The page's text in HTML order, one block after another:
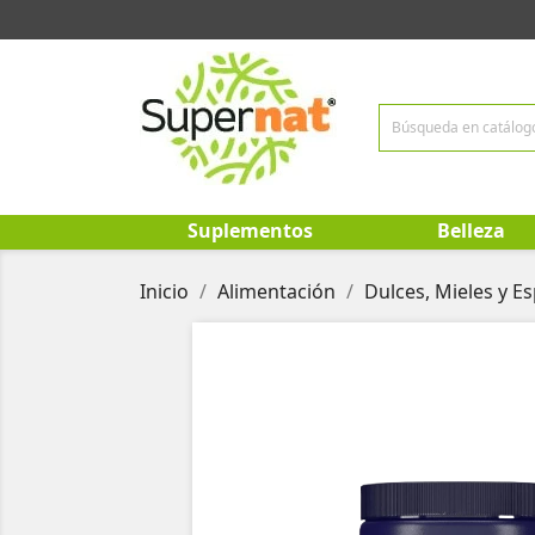
Suplementos Belleza
Inicio Alimentación Dulces, Mieles y